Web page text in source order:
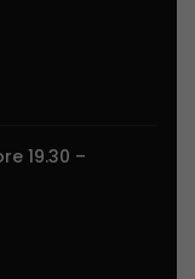
19.30 –